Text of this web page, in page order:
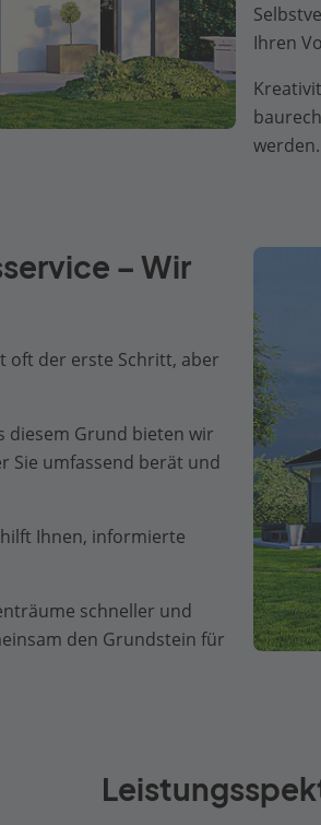
Ihren
werden.
– Wir
oft der erste Schritt, aber
diesem Grund bieten wir
Sie umfassend berät und
Ihnen, informierte
schneller und
den Grundstein für